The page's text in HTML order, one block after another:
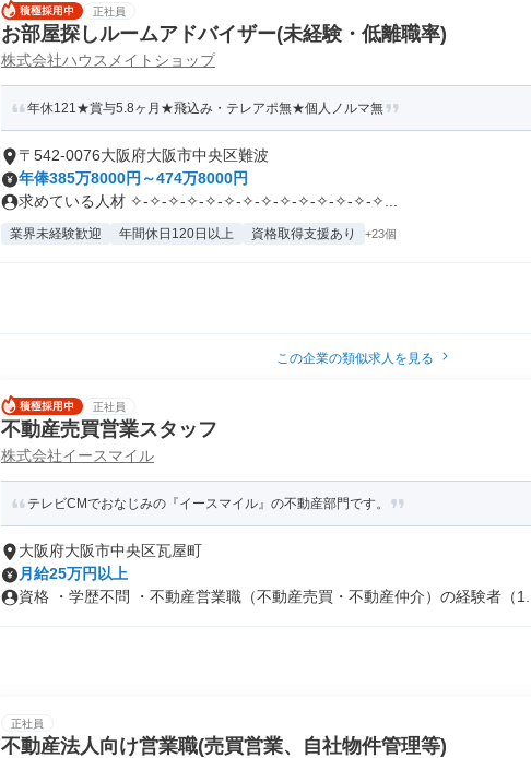
正社員
お部屋探しルームアドバイザー(未経験・低離職率)
株式会社ハウスメイトショップ
年休121★賞与5.8ヶ月★飛込み・テレアポ無★個人ノルマ無
〒542-0076大阪府大阪市中央区難波
年俸385万8000円～474万8000円
求めている人材 ✧-✧-✧-✧-✧-✧-✧-✧-✧-✧-✧-✧-✧-✧...
業界未経験歓迎 年間休日120日以上 資格取得支援あり +23個
この企業の類似求人を見る
正社員
不動産売買営業スタッフ
株式会社イースマイル
テレビCMでおなじみの『イースマイル』の不動産部門です。
大阪府大阪市中央区瓦屋町
月給25万円以上
資格 ・学歴不問 ・不動産営業職（不動産売買・不動産仲介）の経験者（1...
正社員
不動産法人向け営業職(売買営業、自社物件管理等)